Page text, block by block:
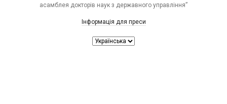
асамблея докторів наук з державного управління”
Інформація для преси